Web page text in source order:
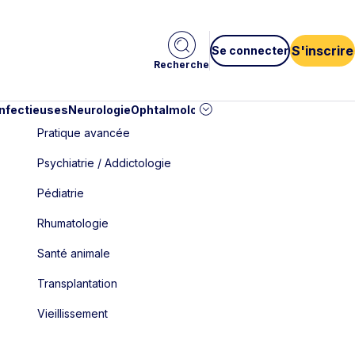
Recherche
Se connecter S'inscrire
NeurologieOphtalmologie
Pratique avancée
Psychiatrie / Addictologie
Pédiatrie
Rhumatologie
Santé animale
Transplantation
Vieillissement